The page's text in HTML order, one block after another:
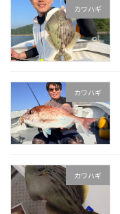
カワハギ
カワハギ
カワハギ